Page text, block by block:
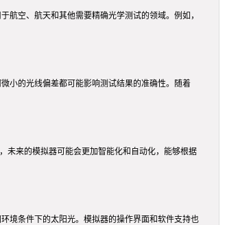
航空、航天和其他需要精确光学测试的领域。例如，
小的光线偏差都可能影响测试结果的准确性。随着
未来的模拟器可能会更加智能化和自动化，能够根据
境条件下的太阳光。模拟器的操作界面和软件支持也